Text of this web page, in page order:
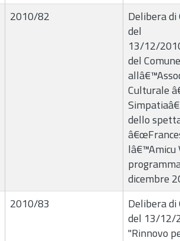
2010/82
Delibera di
del
13/12/
del Comune
Culturale
dello
lâ€™Amicu
dicembre
2010/83
Delibera di
del 13/12/
"Rinnovo